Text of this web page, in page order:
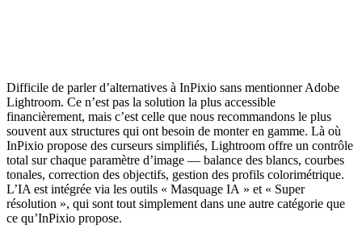
Difficile de parler d’alternatives à InPixio sans mentionner Adobe
Lightroom. Ce n’est pas la solution la plus accessible
financièrement, mais c’est celle que nous recommandons le plus
souvent aux structures qui ont besoin de monter en gamme. Là où
InPixio propose des curseurs simplifiés, Lightroom offre un contrôle
total sur chaque paramètre d’image — balance des blancs, courbes
tonales, correction des objectifs, gestion des profils colorimétrique.
L’IA est intégrée via les outils « Masquage IA » et « Super
résolution », qui sont tout simplement dans une autre catégorie que
ce qu’InPixio propose.